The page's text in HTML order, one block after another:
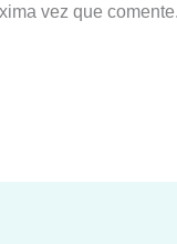
vez que